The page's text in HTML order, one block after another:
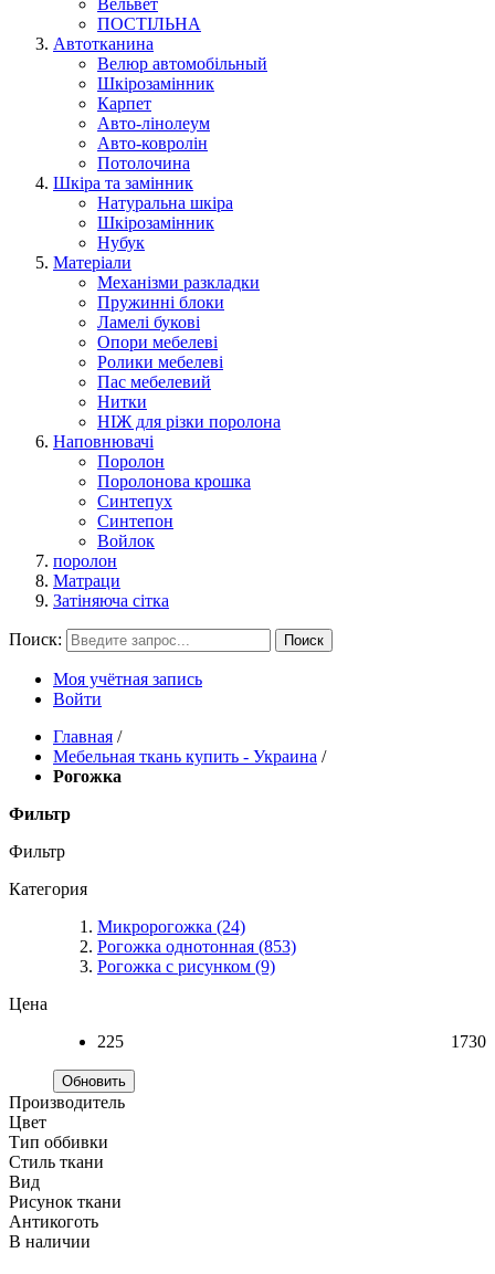
Вельвет
ПОСТІЛЬНА
Автотканина
Велюр автомобільный
Шкірозамінник
Карпет
Авто-лінолеум
Авто-ковролін
Потолочина
Шкіра та замінник
Натуральна шкіра
Шкірозамінник
Нубук
Матеріали
Механізми разкладки
Пружинні блоки
Ламелі букові
Опори мебелеві
Ролики мебелеві
Пас мебелевий
Нитки
НІЖ для різки поролона
Наповнювачі
Поролон
Поролонова крошка
Синтепух
Синтепон
Войлок
поролон
Матраци
Затіняюча сітка
Поиск: Поиск
Моя учётная запись
Войти
Главная /
Мебельная ткань купить - Украина /
Рогожка
Фильтр
Фильтр
Категория
Микророгожка (24)
Рогожка однотонная (853)
Рогожка с рисунком (9)
Цена
225
1730
Обновить
Производитель
Цвет
Тип оббивки
Стиль ткани
Вид
Рисунок ткани
Антикоготь
В наличии